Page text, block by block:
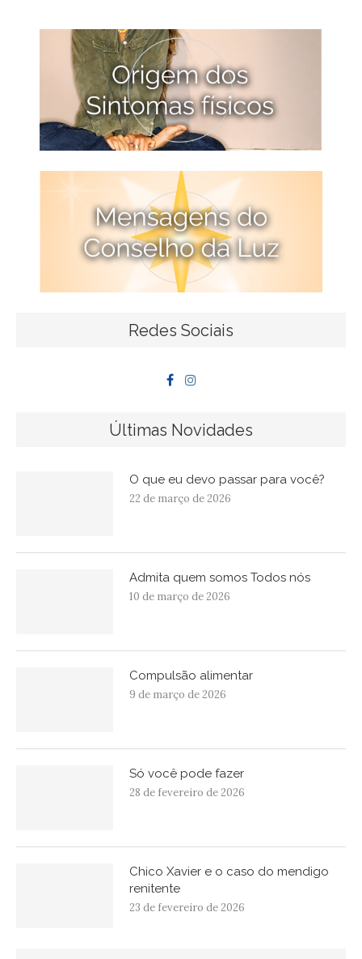
Redes Sociais
Últimas Novidades
O que eu devo passar para você?
22 de março de 2026
Admita quem somos Todos nós
10 de março de 2026
Compulsão alimentar
9 de março de 2026
Só você pode fazer
28 de fevereiro de 2026
Chico Xavier e o caso do mendigo
renitente
23 de fevereiro de 2026